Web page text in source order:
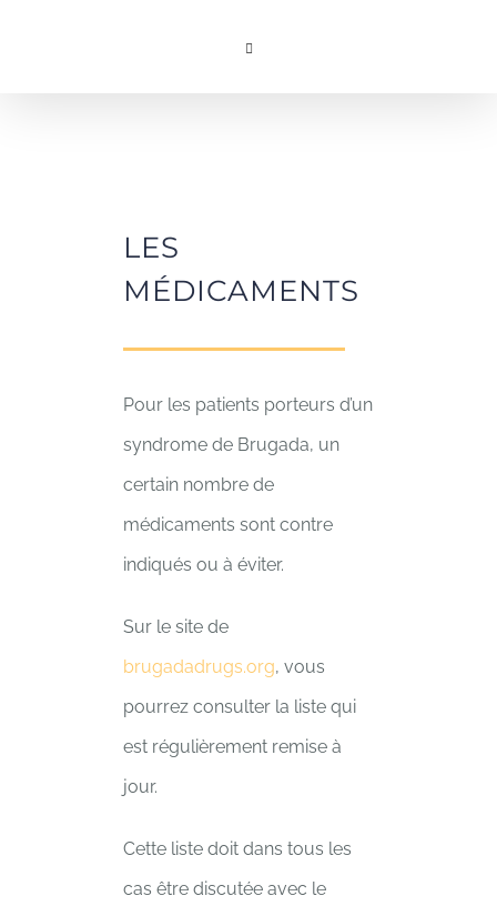
LES
MÉDICAMENTS
Pour les patients porteurs d’un
syndrome de Brugada, un
certain nombre de
médicaments sont contre
indiqués ou à éviter.
Sur le site de
brugadadrugs.org, vous
pourrez consulter la liste qui
est régulièrement remise à
jour.
Cette liste doit dans tous les
cas être discutée avec le